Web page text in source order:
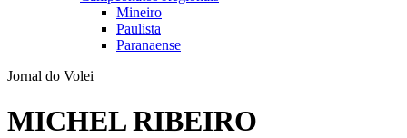
Mineiro
Paulista
Paranaense
Jornal do Volei
MICHEL RIBEIRO